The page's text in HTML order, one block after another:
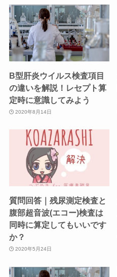
B型肝炎ウイルス検査項目
の違いを解説！レセプト算
定時に意識してみよう
2020年8月14日
質問回答｜残尿測定検査と
腹部超音波(エコー)検査は
同時に算定してもいいです
か？
2020年5月24日